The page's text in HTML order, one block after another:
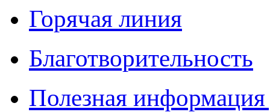
Горячая линия
Благотворительность
Полезная